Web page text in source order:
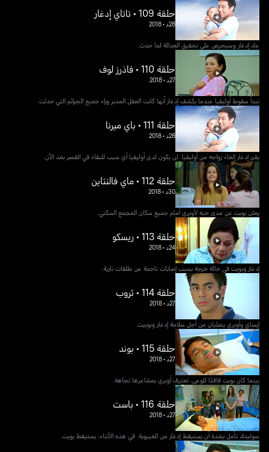
حلقة 109 • تاتاي إدغار
28د •
2018
عاد إدغار وسيحرص على تحقيق العدالة لما حدث.
حلقة 110 • فاذرز لوف
27د •
2018
تبدأ سقوط أوليفيا عندما يكشف إدغار أنها كانت العقل المدبر وراء جميع الجرائم التي حدثت.
حلقة 111 • باي ميرنا
28د •
2018
يقرر إدغار إلغاء زواجه من أوليفيا. لن يكون لدى أوليفيا أي سبب للبقاء في القصر بعد الآن.
حلقة 112 • ماي فالنتاين
30د •
2018
يعلن بويت عن مدى حبه لأوبري أمام جميع سكان المجمع السكني.
حلقة 113 • ريسكو
24د •
2018
إدغار وبويت في حالة حرجة بسبب إصابات ناجمة عن طلقات نارية.
حلقة 114 • ثروب
27د •
2018
إيساي وأوبري يصليان من أجل سلامة إدغار وبوييت.
حلقة 115 • بوند
27د •
2018
بينما كان بويت فاقدًا للوعي، تعترف أوبري بمشاعرها تجاهه.
حلقة 116 • باست
27د •
2018
سوليداد تأمل بشدة أن يستيقظ إدغار من الغيبوبة. في هذه الأثناء، يستيقظ بويت.